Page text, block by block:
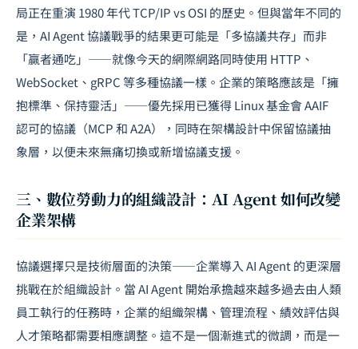
局正在重演 1980 年代 TCP/IP vs OSI 的歷史。但與當年不同的
是，AI Agent 協議戰爭的結果更可能是「多協議共存」而非
「贏者通吃」——就像今天的網際網路同時使用 HTTP、
WebSocket、gRPC 等多種協議一樣。企業的策略應該是「擁
抱標準、保持靈活」——優先採用已獲得 Linux 基金會 AAIF
認可的協議（MCP 和 A2A），同時在架構設計中保留協議抽
象層，以便未來無痛切換或新增協議支援。
三、數位勞動力的組織設計：AI Agent 如何改變
企業架構
協議選擇只是技術層面的決策——企業導入 AI Agent 的更深層
挑戰在於組織設計。當 AI Agent 開始承擔越來越多過去由人類
員工執行的任務時，企業的組織架構、管理流程、績效評估與
人才策略都需要相應調整。這不是一個漸進式的微調，而是一